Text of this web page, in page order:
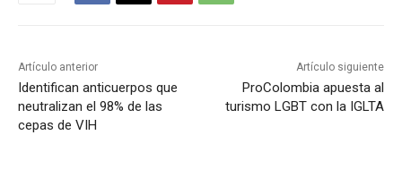
Artículo anterior
Identifican anticuerpos que
neutralizan el 98% de las
cepas de VIH
Artículo siguiente
ProColombia apuesta al
turismo LGBT con la IGLTA